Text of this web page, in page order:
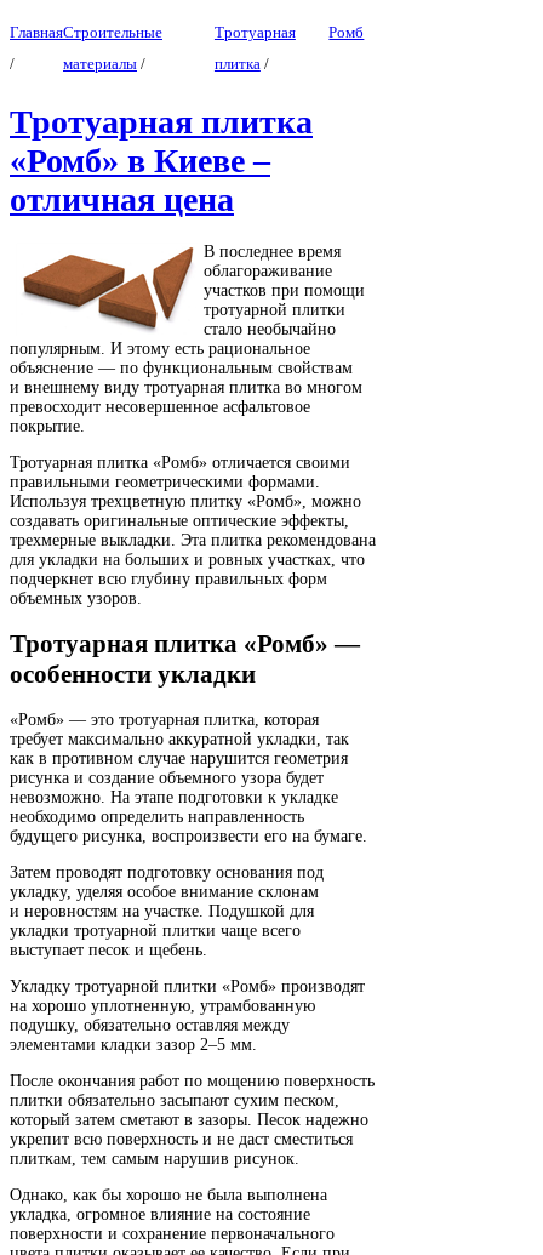
Главная
/
Строительные
материалы /
Тротуарная
плитка/
Ромб
Тротуарная плитка
«Ромб» в Киеве –
отличная цена
В последнее время
облагораживание
участков при помощи
тротуарной плитки
стало необычайно
популярным. И этому есть рациональное
объяснение — по функциональным свойствам
и внешнему виду тротуарная плитка во многом
превосходит несовершенное асфальтовое
покрытие.
Тротуарная плитка «Ромб» отличается своими
правильными геометрическими формами.
Используя трехцветную плитку «Ромб», можно
создавать оригинальные оптические эффекты,
трехмерные выкладки. Эта плитка рекомендована
для укладки на больших и ровных участках, что
подчеркнет всю глубину правильных форм
объемных узоров.
Тротуарная плитка «Ромб» —
особенности укладки
«Ромб» — это тротуарная плитка, которая
требует максимально аккуратной укладки, так
как в противном случае нарушится геометрия
рисунка и создание объемного узора будет
невозможно. На этапе подготовки к укладке
необходимо определить направленность
будущего рисунка, воспроизвести его на бумаге.
Затем проводят подготовку основания под
укладку, уделяя особое внимание склонам
и неровностям на участке. Подушкой для
укладки тротуарной плитки чаще всего
выступает песок и щебень.
Укладку тротуарной плитки «Ромб» производят
на хорошо уплотненную, утрамбованную
подушку, обязательно оставляя между
элементами кладки зазор 2–5 мм.
После окончания работ по мощению поверхность
плитки обязательно засыпают сухим песком,
который затем сметают в зазоры. Песок надежно
укрепит всю поверхность и не даст сместиться
плиткам, тем самым нарушив рисунок.
Однако, как бы хорошо не была выполнена
укладка, огромное влияние на состояние
поверхности и сохранение первоначального